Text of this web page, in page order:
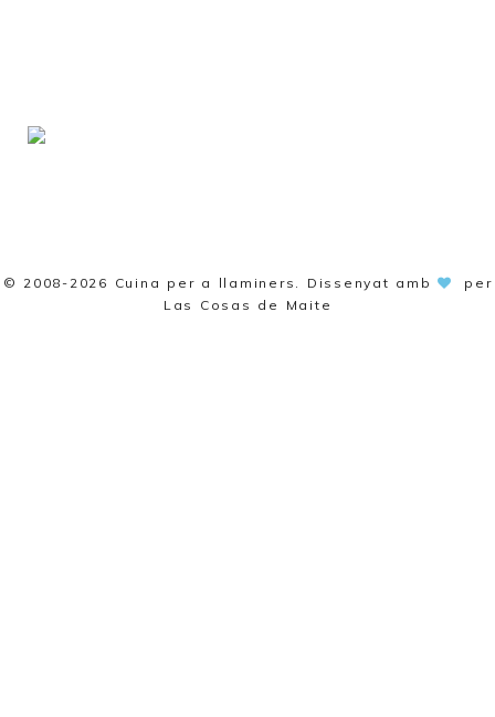
© 2008-2026 Cuina per a llaminers . Dissenyat amb
per
Las Cosas de Maite